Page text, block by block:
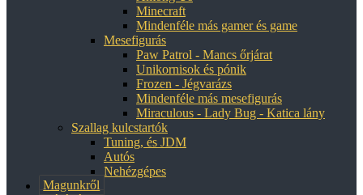
Minecraft
Mindenféle más gamer és game
Mesefigurás
Paw Patrol - Mancs őrjárat
Unikornisok és pónik
Frozen - Jégvarázs
Mindenféle más mesefigurás
Miraculous - Lady Bug - Katica lány
Szallag kulcstartók
Tuning, és JDM
Autós
Nehézgépes
Magunkről